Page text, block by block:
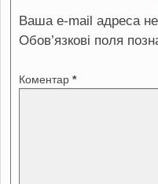
Ваша e-mail адреса
Обов’язкові поля
Коментар *